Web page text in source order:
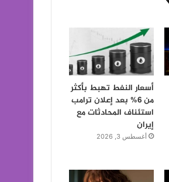
أسعار النفط تهبط بأكثر
من 6% بعد إعلان ترامب
استئناف المحادثات مع
إيران
أغسطس 3, 2026